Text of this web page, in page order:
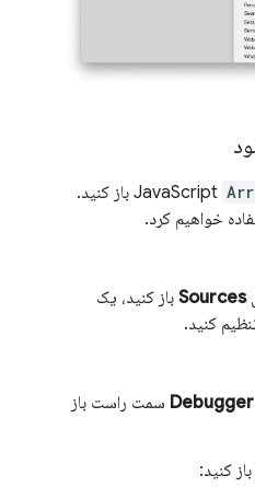
باز کنید.
خواهیم کرد.
Sources باز کنید، یک
Debugger سمت راست باز
باز کنید: